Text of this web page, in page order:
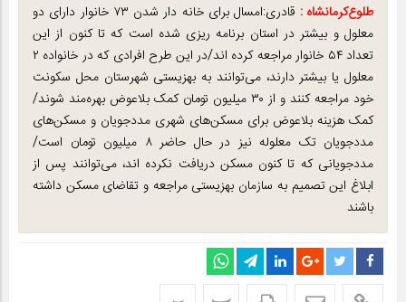
طلوع‌‌کرمانشاه :
قادری:امسال برای خانه دار شدن ۷۳ خانوار دارای دو
معلول و بیشتر در استان برنامه ریزی شده است که تا کنون از این
تعداد ۵۴ خانوار مراجعه کرده اند/در این طرح افرادی که در خانواده ۲
معلول یا بیشتر دارند، می‌توانند به بهزیستی شهرستان محل سکونت
خود مراجعه کنند و از ۳۰ میلیون تومان کمک بلاعوض بهره‌مند شوند/
کمک هزینه بلاعوض برای مسکن‌های شهری مددجویان و مسکن‌های
مددجویان تک معلوله نیز در حال حاضر ۸ میلیون تومان است/
مددجویانی که تا کنون مسکن دریافت نکرده اند، می‌توانند پس از
ابلاغ این تصمیم به سازمان بهزیستی مراجعه و تقاضای مسکن داشته
باشند